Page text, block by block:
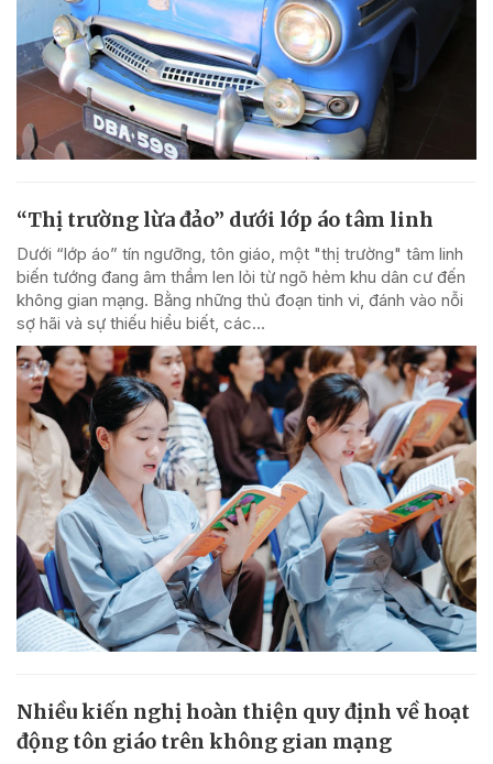
“Thị trường lừa đảo” dưới lớp áo tâm linh
Dưới “lớp áo” tín ngưỡng, tôn giáo, một "thị trường" tâm linh
biến tướng đang âm thầm len lỏi từ ngõ hẻm khu dân cư đến
không gian mạng. Bằng những thủ đoạn tinh vi, đánh vào nỗi
sợ hãi và sự thiếu hiểu biết, các...
Nhiều kiến nghị hoàn thiện quy định về hoạt
động tôn giáo trên không gian mạng